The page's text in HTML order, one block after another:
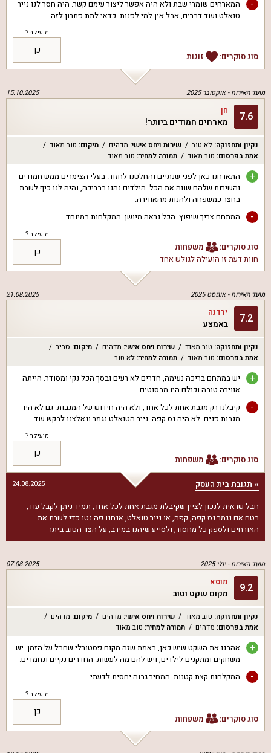
-
המארחים שומרי שבת ולא היה אפשר ליצור עימם קשר. היה חסר לנו נייר
טואלט ועוד דברים, אבל אין למי לפנות. כדאי לתת פתרון לזה.
סוג סוקרים: זוגות
מועילה?
כן
מועד האירוח -אוקטובר 2025 15.10.2025
7.6 חן
מארחים חמודים ביותר!
נקיון ותחזוקה: לא טוב שירות ויחס אישי: מדהים מיקום: טוב מאוד
אמת בפרסום: טוב מאוד תמורה למחיר: טוב מאוד
+
התארחנו כאן לפני שנתיים והחלטנו לחזור. בעלי הצימרים ממש חמודים
והשירות שלהם שווה את הכל. הילדים נהנו בבריכה, והיה לנו כיף לשבת
בחצר כמשפחה ולהנות מהאווירה.
- המתחם צריך שיפוץ. הכל נראה מיושן. המקלחות במיוחד.
סוג סוקרים:
משפחות
חוות דעת זו הועילה לגולש אחד
מועילה?
כן
מועד האירוח -אוגוסט 2025 21.08.2025
7.2 ירדנה
באמצע
נקיון ותחזוקה: טוב מאוד שירות ויחס אישי: מדהים מיקום: סביר
אמת בפרסום: טוב מאוד תמורה למחיר: לא טוב
+
יש במתחם בריכה נעימה, חדרים לא רעים ובסך הכל נקי ומסודר. הייתה
אווירה טובה וכולם היו מבסוטים.
-
קיבלנו רק מגבת אחת לכל אחד, ולא היה חידוש של המגבות. גם לא היו
מגבות פנים. לא היה נס קפה. נייר הטואלט נגמר ונאלצנו לבקש עוד.
סוג סוקרים: משפחות
מועילה?
כן
תגובת בית העסק 24.08.2025
חבל שראית לנכון לציין שקיבלת מגבת אחת לכל אחד, תמיד ניתן לקבל עוד,
בטח אם נגמר נס קפה, קפה, או נייר טואלט, אנחנו פה נטו כדי לשרת את
האורחים ולספק כל מחסור, ולסייע שיהנו במירב, על הצד הטוב ביתר
מועד האירוח -יולי 2025 07.08.2025
9.2 מוסא
מקום שקט וטוב
נקיון ותחזוקה: טוב מאוד שירות ויחס אישי: מדהים מיקום: מדהים
אמת בפרסום: מדהים תמורה למחיר: טוב מאוד
+
אהבנו את השקט שיש כאן, באמת שזה מקום פסטורלי שחבל על הזמן. יש
משחקים ומתקנים לילדים, ויש להם מה לעשות. החדרים נקיים ונחמדים.
- המקלחות קצת קטנות. המחיר גבוה יחסית לדעתי.
סוג סוקרים: משפחות
מועילה?
כן